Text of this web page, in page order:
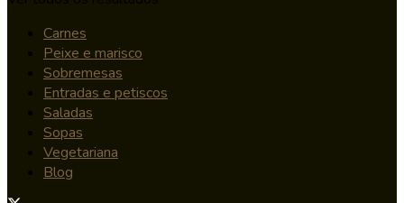
Carnes
Peixe e marisco
Sobremesas
Entradas e petiscos
Saladas
Sopas
Vegetariana
Blog